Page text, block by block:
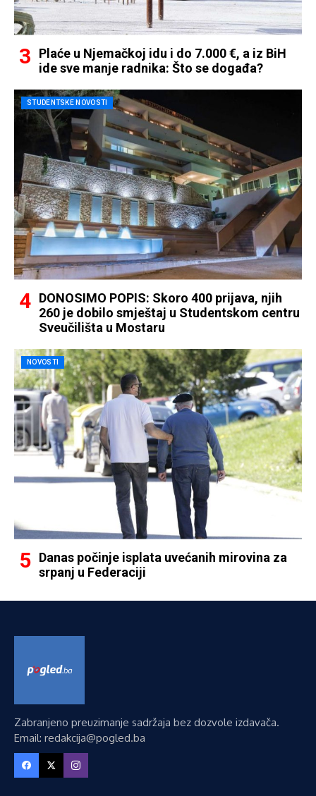
Plaće u Njemačkoj idu i do 7.000 €, a iz BiH
ide sve manje radnika: Što se događa?
STUDENTSKE NOVOSTI
DONOSIMO POPIS: Skoro 400 prijava, njih
260 je dobilo smještaj u Studentskom centru
Sveučilišta u Mostaru
NOVOSTI
Danas počinje isplata uvećanih mirovina za
srpanj u Federaciji
Zabranjeno preuzimanje sadržaja bez dozvole izdavača.
Email: redakcija@pogled.ba